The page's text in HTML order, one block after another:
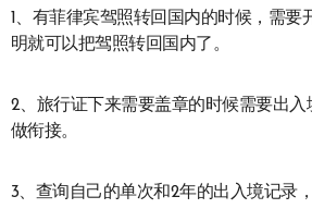
1、有菲律宾驾照转回国内的时候，需要
明就可以把驾照转回国内了。
2、旅行证下来需要盖章的时候需要出
做衔接。
3、查询自己的单次和2年的出入境记录